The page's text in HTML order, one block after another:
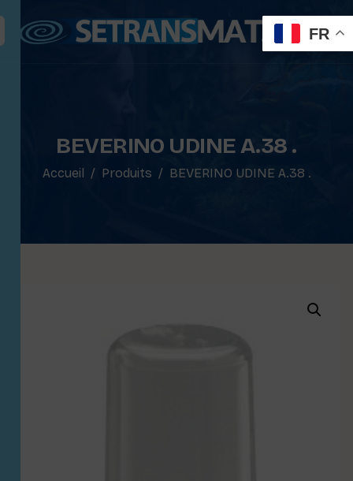
BEVERINO UDINE A.38 .
Accueil Produits BEVERINO UDINE A.38 .
FR